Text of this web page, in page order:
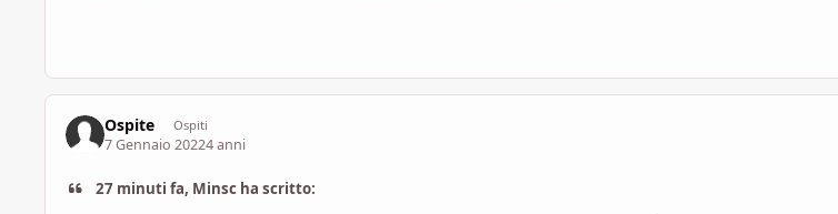
Ospite Ospiti
7 Gennaio 20224 anni
27 minuti fa, Minsc ha scritto: